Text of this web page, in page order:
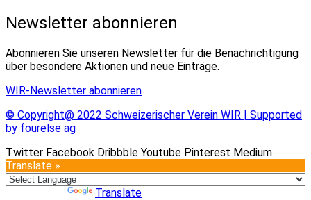
Newsletter abonnieren
Abonnieren Sie unseren Newsletter für die Benachrichtigung
über besondere Aktionen und neue Einträge.
WIR-Newsletter abonnieren
© Copyright@ 2022 Schweizerischer Verein WIR | Supported
by fourelse ag
Twitter Facebook Dribbble Youtube Pinterest Medium
Translate »
Translate